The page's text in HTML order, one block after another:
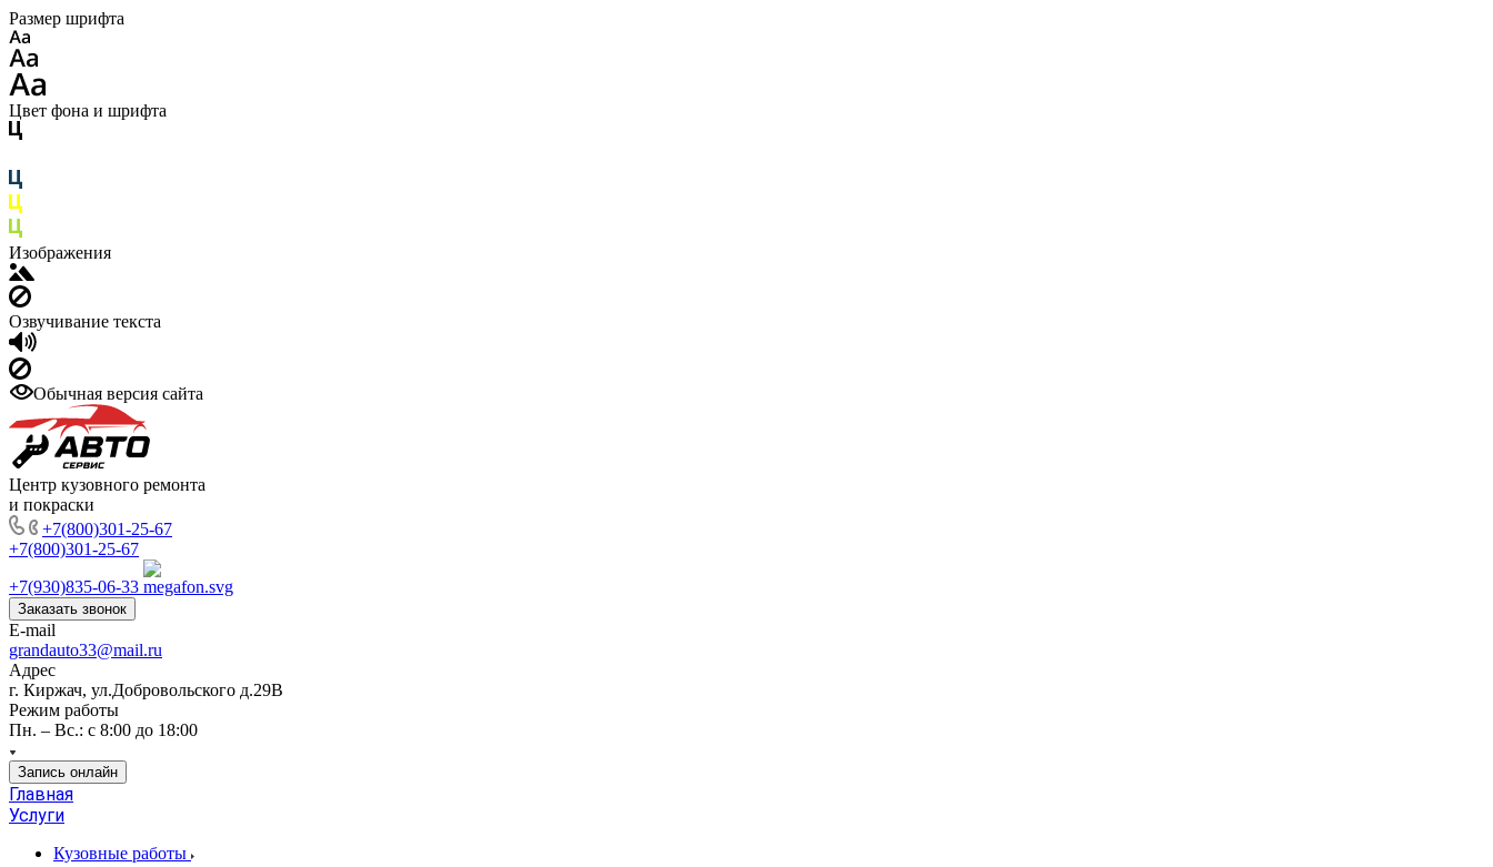
Размер шрифта
Цвет фона и шрифта
Изображения
Озвучивание текста
Обычная версия сайта
Центр кузовного ремонта
и покраски
+7(800)301-25-67
+7(800)301-25-67
+7(930)835-06-33
Заказать звонок
E-mail
grandauto33@mail.ru
Адрес
г. Киржач, ул.Добровольского д.29В
Режим работы
Пн. – Вс.: с 8:00 до 18:00
Запись онлайн
Главная
Услуги
Кузовные работы